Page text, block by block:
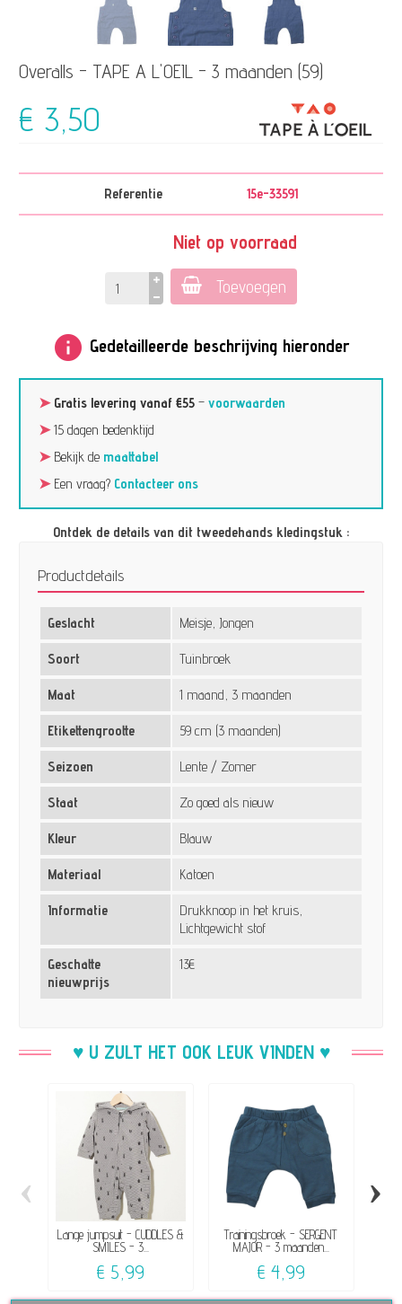
Overalls - TAPE A L'OEIL - 3 maanden (59)
€ 3,50
Referentie 15e-33591
Niet op voorraad
Toevoegen
info Gedetailleerde beschrijving hieronder
➤ Gratis levering vanaf €55 –voorwaarden
➤15 dagen bedenktijd
➤Bekijk de maattabel
➤Een vraag? Contacteer ons
Ontdek de details van dit tweedehands kledingstuk :
Productdetails
Geslacht Meisje, Jongen
Soort Tuinbroek
Maat 1 maand, 3 maanden
Etikettengrootte 59 cm (3 maanden)
Seizoen Lente / Zomer
Staat Zo goed als nieuw
Kleur Blauw
Materiaal Katoen
Informatie
Drukknoop in het kruis,
Lichtgewicht stof
Geschatte
nieuwprijs
13€
♥ U ZULT HET OOK LEUK VINDEN ♥
Lange jumpsuit - CUDDLES &
SMILES - 3...
€ 5,99
Trainingsbroek - SERGENT
MAJOR - 3 maanden...
€ 4,99
‹ ›